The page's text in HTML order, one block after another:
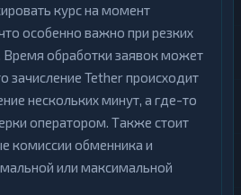
курс на момент
особенно важно при резких
Время обработки заявок может
зачисление Tether происходит
нескольких минут, а где-то
оператором. Также стоит
комиссии обменника и
или максимальной